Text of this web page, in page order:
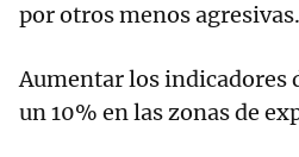
por otros menos agresivas.
Aumentar los indicadores
un 10% en las zonas de